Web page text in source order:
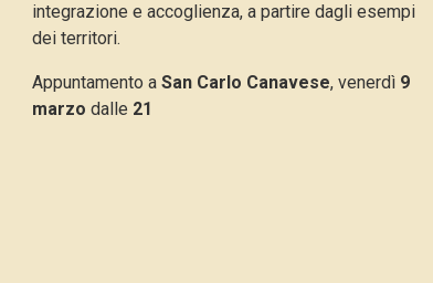
integrazione e accoglienza, a partire dagli esempi
dei territori.
Appuntamento a San Carlo Canavese, venerdì 9
marzo dalle 21